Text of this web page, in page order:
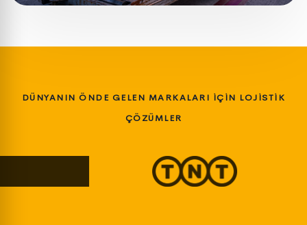
DÜNYANIN ÖNDE GELEN MARKALARI İÇİN LOJİSTİK
ÇÖZÜMLER